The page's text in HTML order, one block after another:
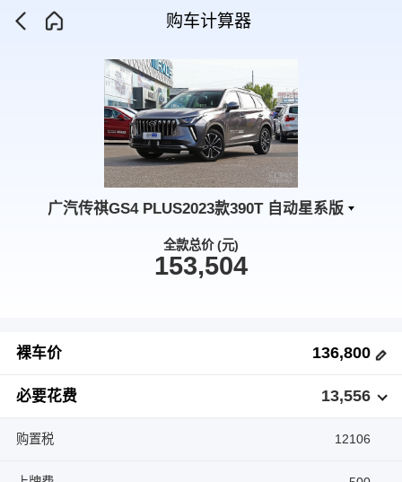
购车计算器
广汽传祺GS4 PLUS2023款390T 自动星系版
全款总价 (元)
153,504
裸车价 136,800
必要花费 13,556
购置税 12106